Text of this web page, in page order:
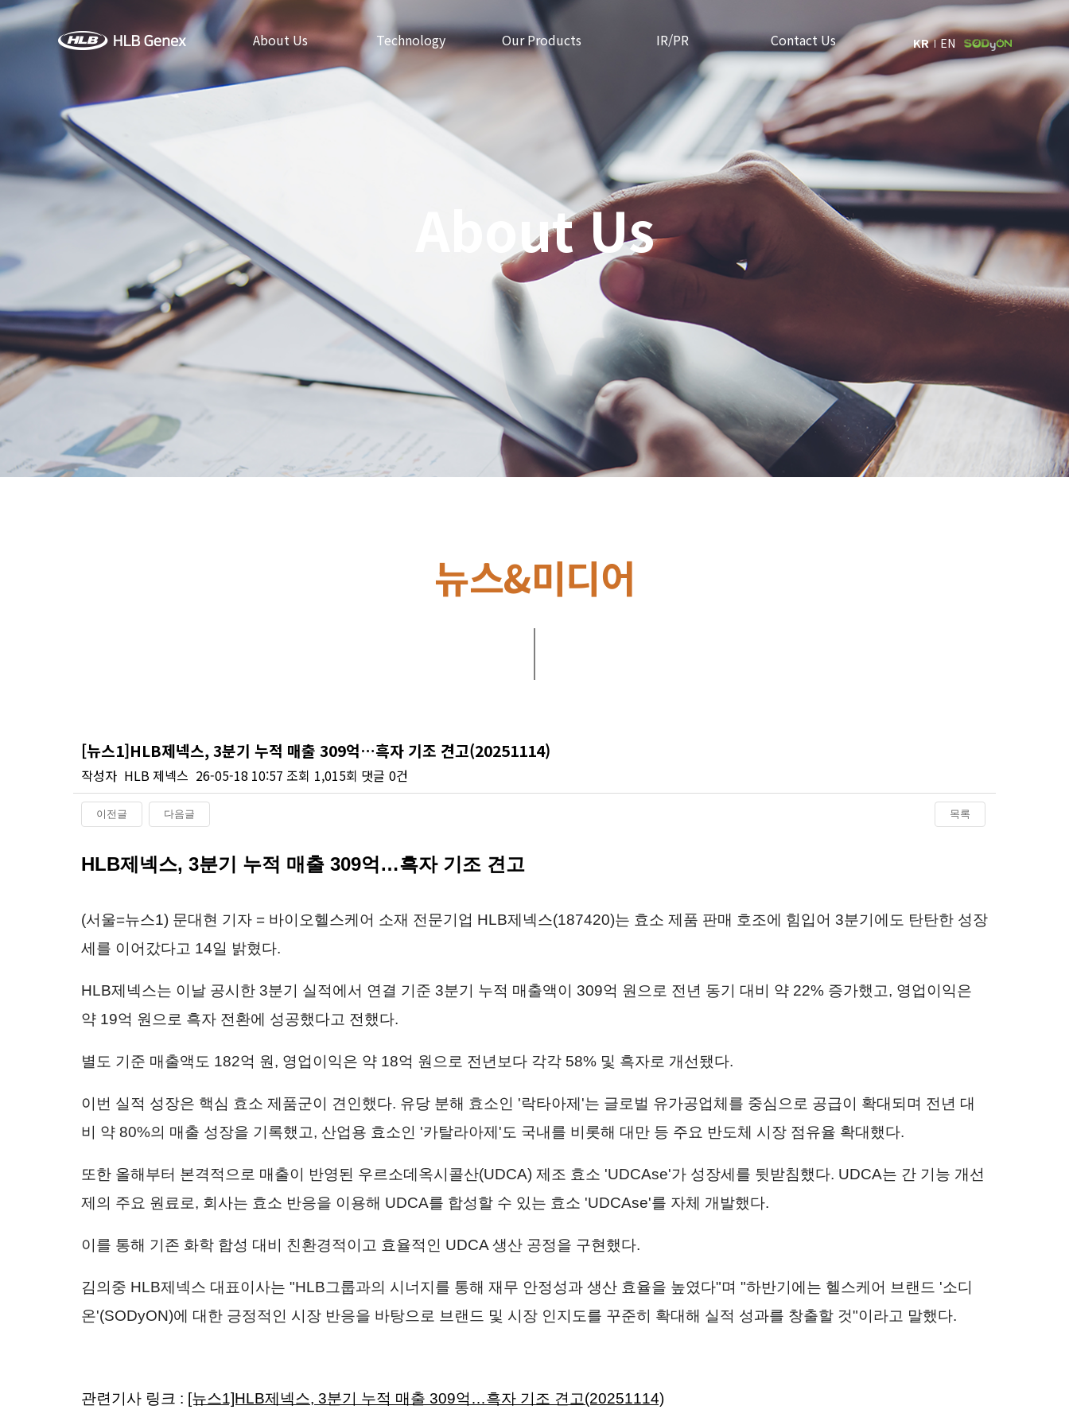
About Us Technology Our Products IR/PR Contact Us KR EN
About Us
뉴스&미디어
[뉴스1]HLB제넥스, 3분기 누적 매출 309억…흑자 기조 견고(20251114)
작성자 HLB 제넥스 26-05-18 10:57 조회 1,015회 댓글 0건
이전글 다음글 목록
HLB제넥스, 3분기 누적 매출 309억…흑자 기조 견고
(서울=뉴스1) 문대현 기자 = 바이오헬스케어 소재 전문기업 HLB제넥스(187420)는 효소 제품 판매 호조에 힘입어 3분기에도 탄탄한 성장
세를 이어갔다고 14일 밝혔다.
HLB제넥스는 이날 공시한 3분기 실적에서 연결 기준 3분기 누적 매출액이 309억 원으로 전년 동기 대비 약 22% 증가했고, 영업이익은
약 19억 원으로 흑자 전환에 성공했다고 전했다.
별도 기준 매출액도 182억 원, 영업이익은 약 18억 원으로 전년보다 각각 58% 및 흑자로 개선됐다.
이번 실적 성장은 핵심 효소 제품군이 견인했다. 유당 분해 효소인 '락타아제'는 글로벌 유가공업체를 중심으로 공급이 확대되며 전년 대
비 약 80%의 매출 성장을 기록했고, 산업용 효소인 '카탈라아제'도 국내를 비롯해 대만 등 주요 반도체 시장 점유율 확대했다.
또한 올해부터 본격적으로 매출이 반영된 우르소데옥시콜산(UDCA) 제조 효소 'UDCAse'가 성장세를 뒷받침했다. UDCA는 간 기능 개선
제의 주요 원료로, 회사는 효소 반응을 이용해 UDCA를 합성할 수 있는 효소 'UDCAse'를 자체 개발했다.
이를 통해 기존 화학 합성 대비 친환경적이고 효율적인 UDCA 생산 공정을 구현했다.
김의중 HLB제넥스 대표이사는 "HLB그룹과의 시너지를 통해 재무 안정성과 생산 효율을 높였다"며 "하반기에는 헬스케어 브랜드 '소디
온'(SODyON)에 대한 긍정적인 시장 반응을 바탕으로 브랜드 및 시장 인지도를 꾸준히 확대해 실적 성과를 창출할 것"이라고 말했다.
관련기사 링크 : [뉴스1]HLB제넥스, 3분기 누적 매출 309억…흑자 기조 견고(20251114)